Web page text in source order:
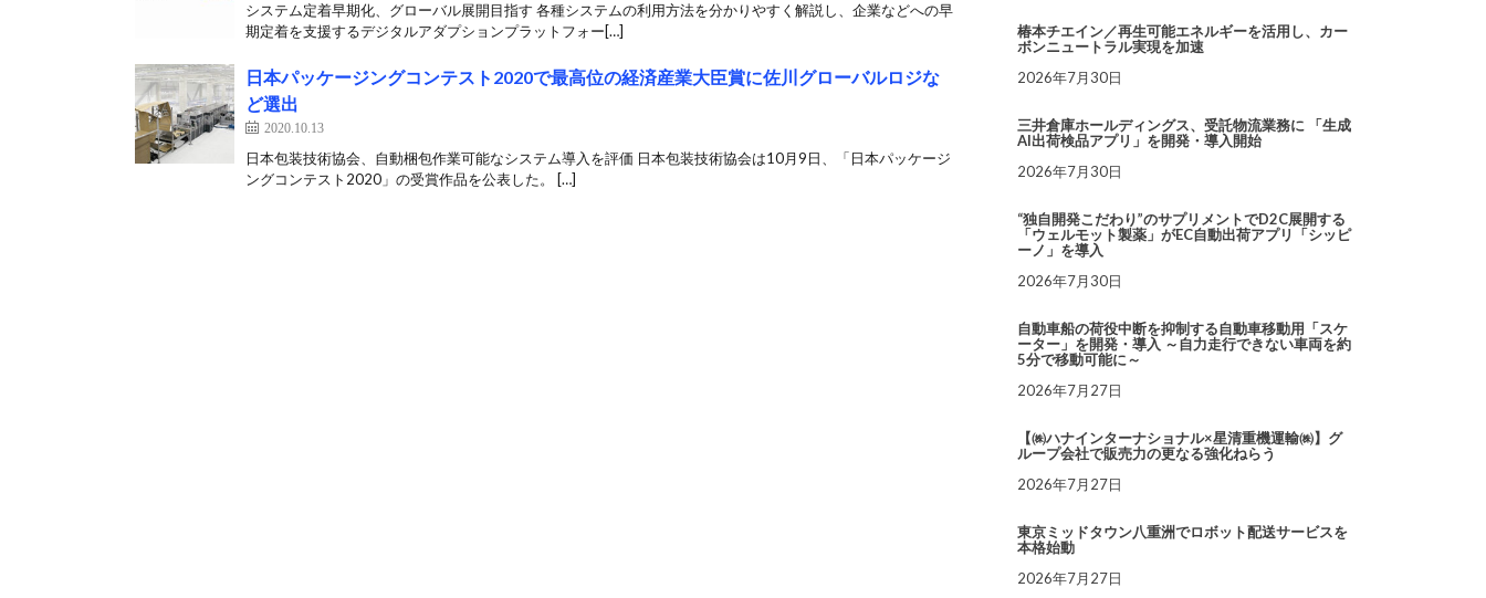
システム定着早期化、グローバル展開目指す 各種システムの利用方法を分かりやすく解説し、企業などへの早
期定着を支援するデジタルアダプションプラットフォー[…]
日本パッケージングコンテスト2020で最高位の経済産業大臣賞に佐川グローバルロジな
ど選出
2020.10.13
日本包装技術協会、自動梱包作業可能なシステム導入を評価 日本包装技術協会は10月9日、「日本パッケージ
ングコンテスト2020」の受賞作品を公表した。 […]
椿本チエイン／再生可能エネルギーを活用し、カー
ボンニュートラル実現を加速
2026年7月30日
三井倉庫ホールディングス、受託物流業務に 「生成
AI出荷検品アプリ」を開発・導入開始
2026年7月30日
“独自開発こだわり”のサプリメントでD2C展開する
「ウェルモット製薬」がEC自動出荷アプリ「シッピ
ーノ」を導入
2026年7月30日
自動車船の荷役中断を抑制する自動車移動用「スケ
ーター」を開発・導入 ～自力走行できない車両を約
5分で移動可能に～
2026年7月27日
【㈱ハナインターナショナル×星清重機運輸㈱】グ
ループ会社で販売力の更なる強化ねらう
2026年7月27日
東京ミッドタウン八重洲でロボット配送サービスを
本格始動
2026年7月27日